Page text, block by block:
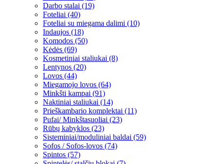
Darbo stalai (19)
Foteliai (40)
Foteliai su miegama dalimi (10)
Indaujos (18)
Komodos (50)
Kėdės (69)
Kosmetiniai staliukai (8)
Lentynos (20)
Lovos (44)
Miegamojo lovos (64)
Minkšti kampai (91)
Naktiniai staliukai (14)
Prieškambario komplektai (11)
Pufai/ Minkštasuoliai (23)
Rūbų kabyklos (23)
Sisteminiai/moduliniai baldai (59)
Sofos / Sofos-lovos (74)
Spintos (57)